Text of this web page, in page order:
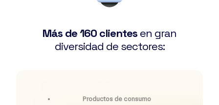
Más de 160 clientes en gran
diversidad de sectores:
Productos de consumo